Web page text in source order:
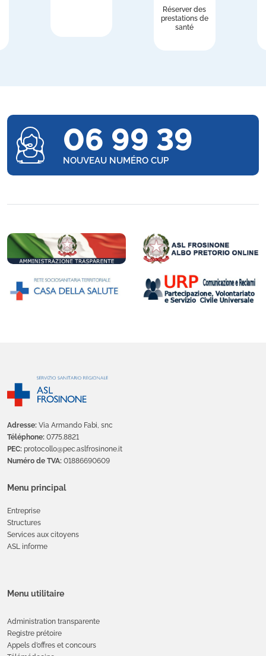
Réserver des
prestations de
santé
06 99 39
NOUVEAU NUMÉRO CUP
Adresse: Via Armando Fabi, snc
Téléphone: 0775.8821
PEC: protocollo@pec.aslfrosinone.it
Numéro de TVA: 01886690609
Menu principal
Entreprise
Structures
Services aux citoyens
ASL informe
Menu utilitaire
Administration transparente
Registre prétoire
Appels d’offres et concours